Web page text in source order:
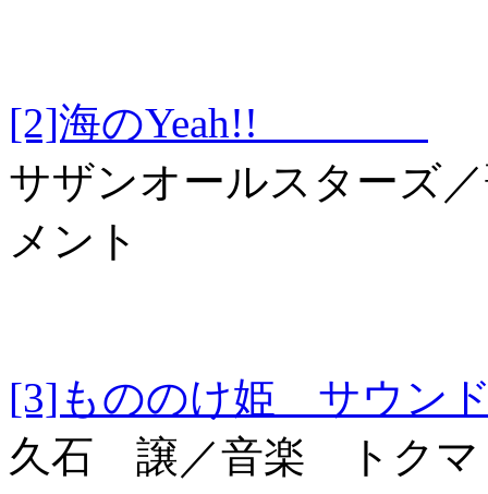
[2]海のYeah!!
サザンオールスターズ
メント
[3]もののけ姫 サ
久石 譲／音楽 トクマ